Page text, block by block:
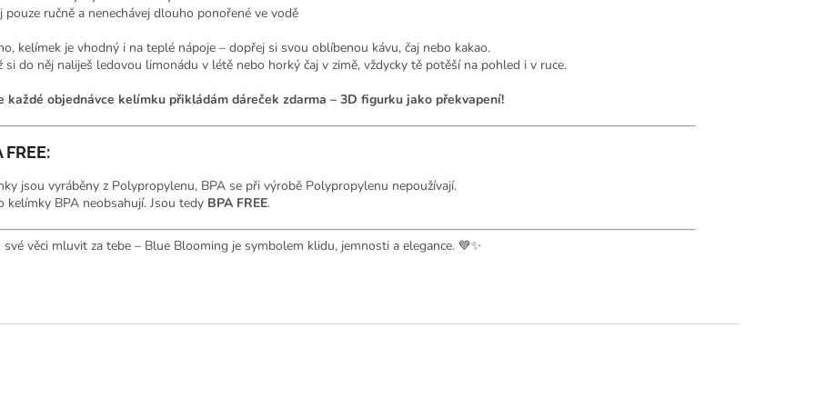
pouze ručně a nenechávej dlouho ponořené ve vodě
kelímek je vhodný i na teplé nápoje – dopřej si svou oblíbenou kávu, čaj nebo kakao.
si do něj naliješ ledovou limonádu v létě nebo horký čaj v zimě, vždycky tě potěší na pohled i v ruce.
každé objednávce kelímku přikládám dáreček zdarma – 3D figurku jako překvapení!
FREE:
jsou vyráběny z Polypropylenu, BPA se při výrobě Polypropylenu nepoužívají.
kelímky BPA neobsahují. Jsou tedy BPA FREE.
své věci mluvit za tebe – Blue Blooming je symbolem klidu, jemnosti a elegance. 💙✨